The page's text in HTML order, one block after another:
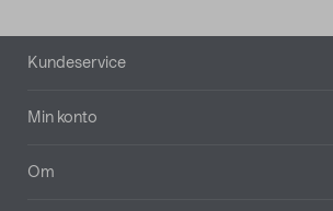
Bunntekst
Kundeservice
Min konto
Om